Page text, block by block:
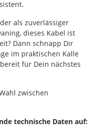
als zuverlässiger
dieses Kabel ist
Dann schnapp Dir
im praktischen Kalle
für Dein nächstes
zwischen
technische Daten auf: